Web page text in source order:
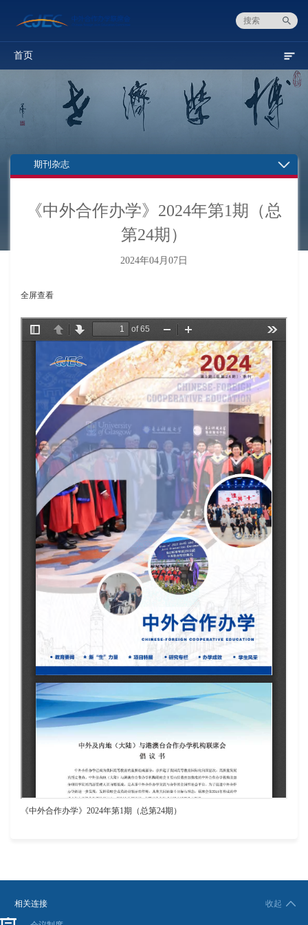
首页
期刊杂志
《中外合作办学》2024年第1期（总
第24期）
2024年04月07日
全屏查看
《中外合作办学》2024年第1期（总第24期）
相关连接 收起